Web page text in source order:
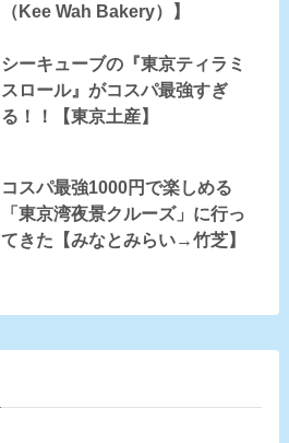
（Kee Wah Bakery）】
シーキューブの『東京ティラミ
スロール』がコスパ最強すぎ
る！！【東京土産】
コスパ最強1000円で楽しめる
「東京湾夜景クルーズ」に行っ
てきた【みなとみらい→竹芝】